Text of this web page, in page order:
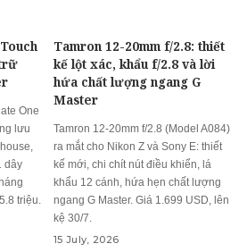
One
lưu
dây
triệu.
Tamron 12-20mm f/2.8: thiết
kế lột xác, khẩu f/2.8 và lời
hứa chất lượng ngang G
Master
Tamron 12-20mm f/2.8 (Model A084)
ra mắt cho Nikon Z và Sony E: thiết
kế mới, chi chít nút điều khiển, lá
khẩu 12 cánh, hứa hẹn chất lượng
ngang G Master. Giá 1.699 USD, lên
kệ 30/7.
15 July, 2026